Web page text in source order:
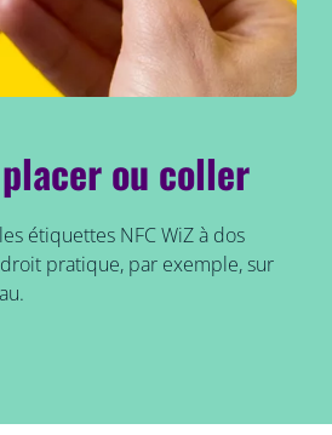
placer ou coller
étiquettes NFC WiZ à dos
pratique, par exemple, sur